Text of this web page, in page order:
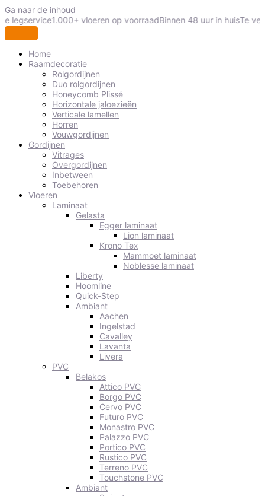
Ga naar de inhoud
legservice1.000+ vloeren op voorraadBinnen 48 uur in huisTe
Home
Raamdecoratie
Rolgordijnen
Duo rolgordijnen
Honeycomb Plissé
Horizontale jaloezieën
Verticale lamellen
Horren
Vouwgordijnen
Gordijnen
Vitrages
Overgordijnen
Inbetween
Toebehoren
Vloeren
Laminaat
Gelasta
Egger laminaat
Lion laminaat
Krono Tex
Mammoet laminaat
Noblesse laminaat
Liberty
Hoomline
Quick-Step
Ambiant
Aachen
Ingelstad
Cavalley
Lavanta
Livera
PVC
Belakos
Attico PVC
Borgo PVC
Cervo PVC
Futuro PVC
Monastro PVC
Palazzo PVC
Portico PVC
Rustico PVC
Terreno PVC
Touchstone PVC
Ambiant